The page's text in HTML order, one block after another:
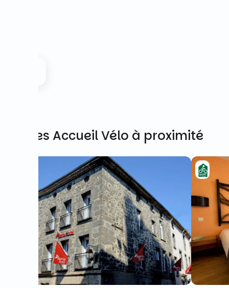
Autres Accueil Vélo à proximité